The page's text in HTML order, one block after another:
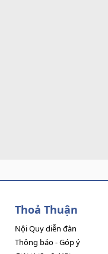
Thoả Thuận
Nội Quy diễn đàn
Thông báo - Góp ý